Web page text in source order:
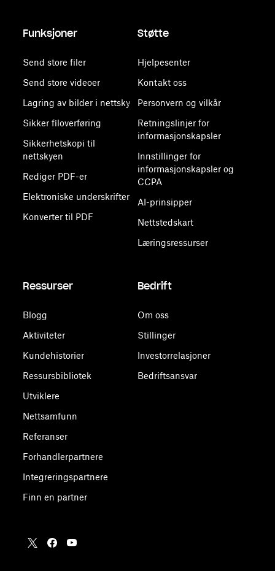
Funksjoner
Send store filer
Send store videoer
Lagring av bilder i nettsky
Sikker filoverføring
Sikkerhetskopi til
nettskyen
Rediger PDF-er
Elektroniske underskrifter
Konverter til PDF
Støtte
Hjelpesenter
Kontakt oss
Personvern og vilkår
Retningslinjer for
informasjonskapsler
Innstillinger for
informasjonskapsler og
CCPA
AI-prinsipper
Nettstedskart
Læringsressurser
Ressurser
Blogg
Aktiviteter
Kundehistorier
Ressursbibliotek
Utviklere
Nettsamfunn
Referanser
Forhandlerpartnere
Integreringspartnere
Finn en partner
Bedrift
Om oss
Stillinger
Investorrelasjoner
Bedriftsansvar